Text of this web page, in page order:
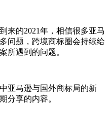
来的2021年，相信很多亚马
问题，跨境商标圈会持续给
所遇到的问题。
亚马逊与国外商标局的新
分享的内容。